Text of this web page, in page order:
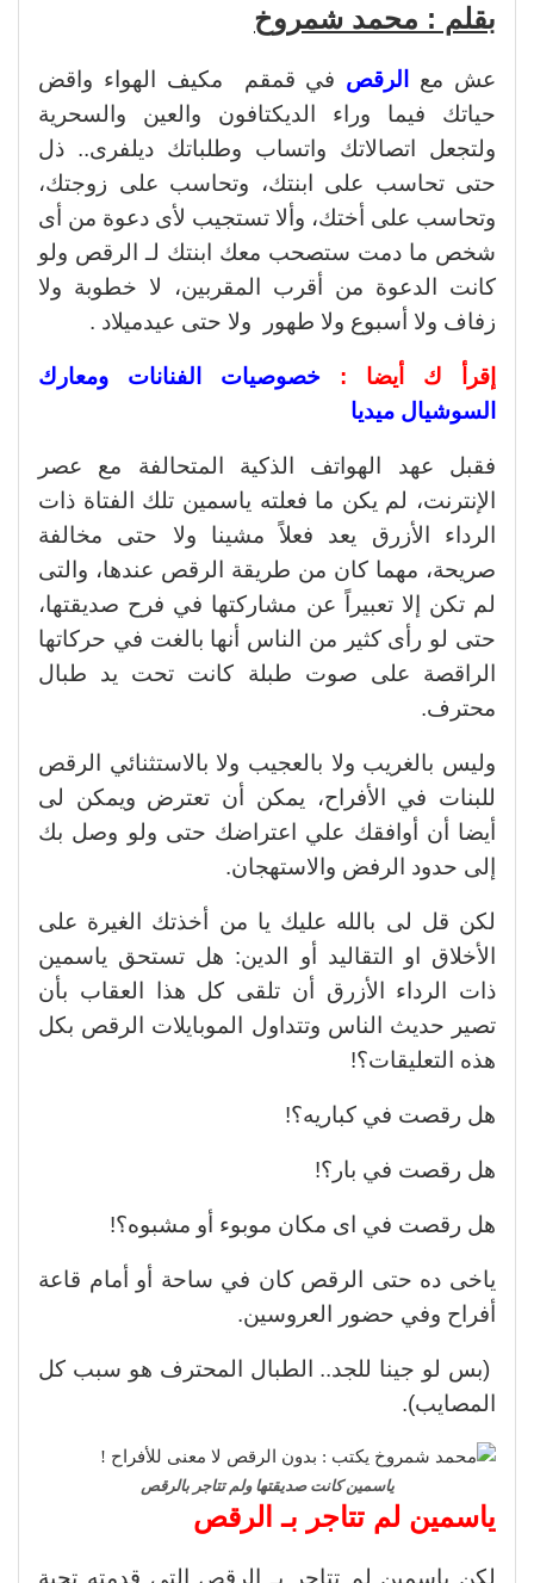
بقلم : محمد شمروخ
عش مع الرقص في قمقم مكيف الهواء واقض
حياتك فيما وراء الديكتافون والعين والسحرية
ولتجعل اتصالاتك واتساب وطلباتك ديلفرى.. ذل
حتى تحاسب على ابنتك، وتحاسب على زوجتك،
وتحاسب على أختك، وألا تستجيب لأى دعوة من أى
شخص ما دمت ستصحب معك ابنتك لـ الرقص ولو
كانت الدعوة من أقرب المقربين، لا خطوبة ولا
زفاف ولا أسبوع ولا طهور ولا حتى عيدميلاد .
إقرأ ك أيضا : خصوصيات الفنانات ومعارك
السوشيال ميديا
فقبل عهد الهواتف الذكية المتحالفة مع عصر
الإنترنت، لم يكن ما فعلته ياسمين تلك الفتاة ذات
الرداء الأزرق يعد فعلاً مشينا ولا حتى مخالفة
صريحة، مهما كان من طريقة الرقص عندها، والتى
لم تكن إلا تعبيراً عن مشاركتها في فرح صديقتها،
حتى لو رأى كثير من الناس أنها بالغت في حركاتها
الراقصة على صوت طبلة كانت تحت يد طبال
محترف.
وليس بالغريب ولا بالعجيب ولا بالاستثنائي الرقص
للبنات في الأفراح، يمكن أن تعترض ويمكن لى
أيضا أن أوافقك علي اعتراضك حتى ولو وصل بك
إلى حدود الرفض والاستهجان.
لكن قل لى بالله عليك يا من أخذتك الغيرة على
الأخلاق او التقاليد أو الدين: هل تستحق ياسمين
ذات الرداء الأزرق أن تلقى كل هذا العقاب بأن
تصير حديث الناس وتتداول الموبايلات الرقص بكل
هذه التعليقات؟!
هل رقصت في كباريه؟!
هل رقصت في بار؟!
هل رقصت في اى مكان موبوء أو مشبوه؟!
ياخى ده حتى الرقص كان في ساحة أو أمام قاعة
أفراح وفي حضور العروسين.
(بس لو جينا للجد.. الطبال المحترف هو سبب كل
المصايب).
ياسمين كانت صديقتها ولم تتاجر بالرقص
ياسمين لم تتاجر بـ الرقص